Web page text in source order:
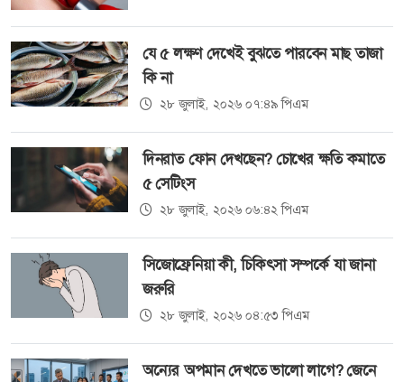
যে ৫ লক্ষণ দেখেই বুঝতে পারবেন মাছ তাজা
কি না
২৮ জুলাই, ২০২৬ ০৭:৪৯ পিএম
দিনরাত ফোন দেখছেন? চোখের ক্ষতি কমাতে
৫ সেটিংস
২৮ জুলাই, ২০২৬ ০৬:৪২ পিএম
সিজোফ্রেনিয়া কী, চিকিৎসা সম্পর্কে যা জানা
জরুরি
২৮ জুলাই, ২০২৬ ০৪:৫৩ পিএম
অন্যের অপমান দেখতে ভালো লাগে? জেনে